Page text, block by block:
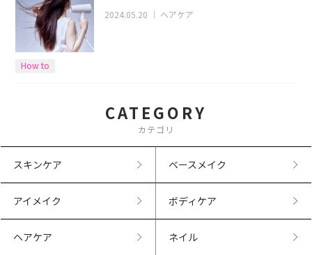
2024.05.20 ｜ ヘアケア
How to
CATEGORY
カテゴリ
スキンケア ベースメイク
アイメイク ボディケア
ヘアケア ネイル